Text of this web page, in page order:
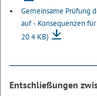
Gemeinsame Prüfung
auf - Konsequenzen
20.4 KB)
Entschließungen